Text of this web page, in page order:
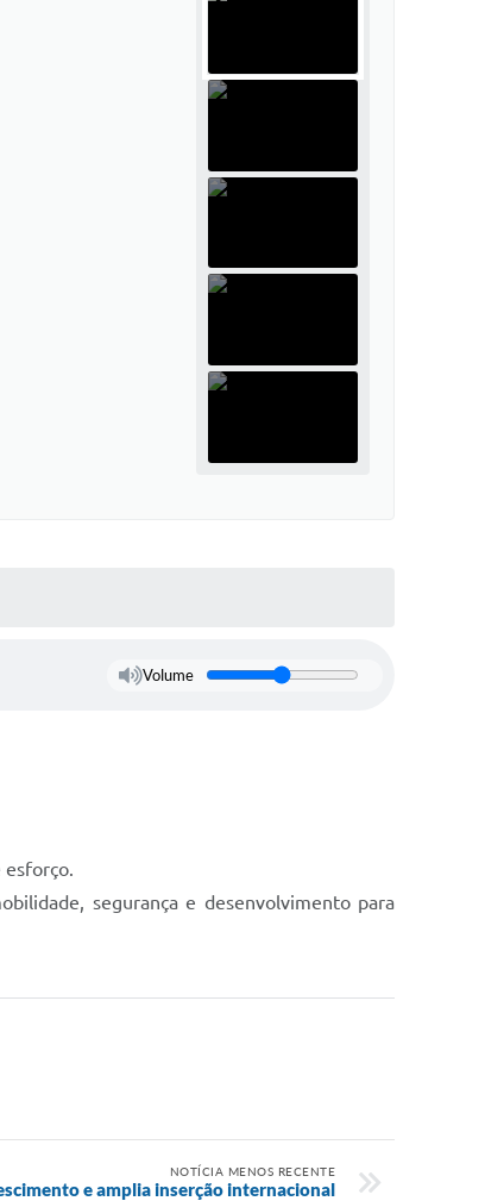
Volume
esforço.
segurança e desenvolvimento para
NOTÍCIA MENOS RECENTE
e amplia inserção internacional